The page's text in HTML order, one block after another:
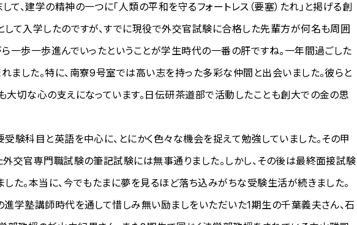
、建学の精神の一つに「人類の平和を守るフォートレス（要塞）たれ」と掲げる創
して入学したのですが、すでに現役で外交官試験に合格した先輩方が何名も周囲
ら一歩一歩進んでいったということが学生時代の一番の肝ですね。一年間過ごした
ました。特に、南寮9号室では高い志を持った多彩な仲間と出会いました。彼らと
大切な心の支えになっています。日伝研茶道部で活動したことも創大での金の思
験科目と英語を中心に、とにかく色々な機会を捉えて勉強していました。その甲
交官専門職試験の筆記試験には無事通りました。しかし、その後は最終面接試験
た。本当に、今でもたまに夢を見るほど落ち込みがちな受験生活が続きました。
進学塾講師時代を通して惜しみ無い励ましをいただいた1期生の千葉義夫さん、石